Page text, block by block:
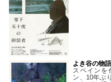
よき谷の物
スペインを
ン、10年ぶ